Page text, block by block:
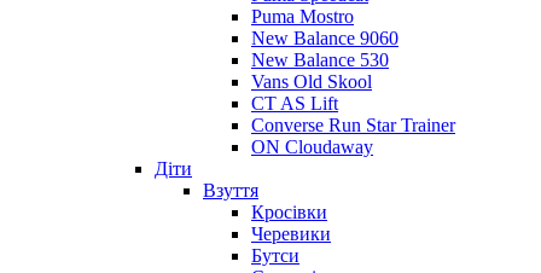
Puma Mostro
New Balance 9060
New Balance 530
Vans Old Skool
CT AS Lift
Converse Run Star Trainer
ON Cloudaway
Діти
Взуття
Кросівки
Черевики
Бутси